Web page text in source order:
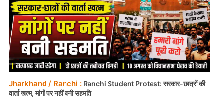
Jharkhand / Ranchi : Ranchi Student Protest: सरकार-छात्रों की
वार्ता खत्म, मांगों पर नहीं बनी सहमति